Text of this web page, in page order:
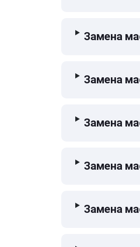
Замена
Замена
Замена
Замена
Замена